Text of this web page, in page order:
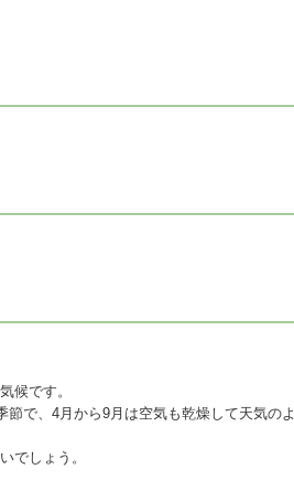
候です。
で、4月から9月は空気も乾燥して天気のよ
でしょう。